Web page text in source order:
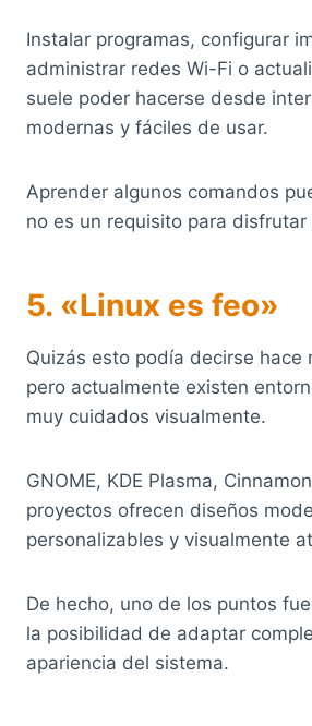
Instalar programas, configurar
administrar redes Wi-Fi o
suele poder hacerse desde
modernas y fáciles de usar.
Aprender algunos comandos
no es un requisito para disfrutar
5. «Linux es feo»
Quizás esto podía decirse hace
pero actualmente existen
muy cuidados visualmente.
GNOME, KDE Plasma,
proyectos ofrecen diseños
personalizables y visualmente
De hecho, uno de los puntos
la posibilidad de adaptar
apariencia del sistema.